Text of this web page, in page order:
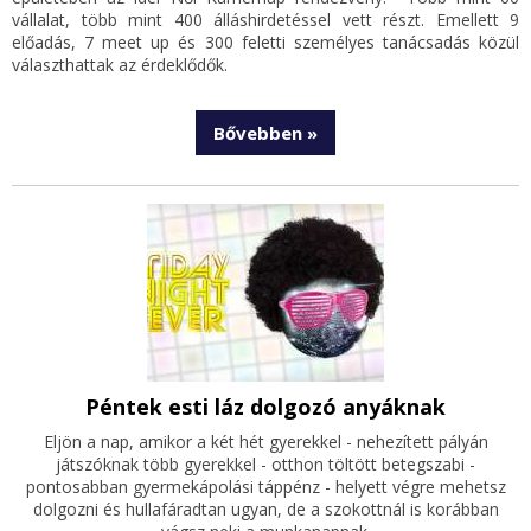
vállalat, több mint 400 álláshirdetéssel vett részt. Emellett 9
előadás, 7 meet up és 300 feletti személyes tanácsadás közül
választhattak az érdeklődők.
Bővebben »
Péntek esti láz dolgozó anyáknak
Eljön a nap, amikor a két hét gyerekkel - nehezített pályán
játszóknak több gyerekkel - otthon töltött betegszabi -
pontosabban gyermekápolási táppénz - helyett végre mehetsz
dolgozni és hullafáradtan ugyan, de a szokottnál is korábban